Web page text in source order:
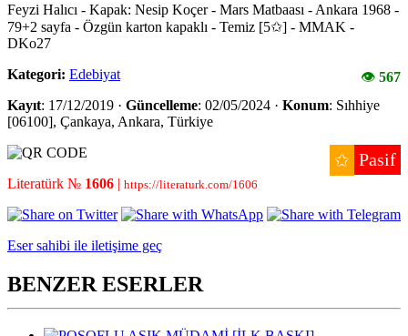
Feyzi Halıcı - Kapak: Nesip Koçer - Mars Matbaası - Ankara 1968 -
79+2 sayfa - Özgün karton kapaklı - Temiz [5✩] - MMAK -
DKo27
Kategori: Edebiyat 👁 567
Kayıt: 17/12/2019 · Güncelleme: 02/05/2024 · Konum: Sıhhiye
[06100], Çankaya, Ankara, Türkiye
Pasif
✩
Literatürk № 1606 | https://literaturk.com/1606
Eser sahibi ile iletişime geç
BENZER ESERLER